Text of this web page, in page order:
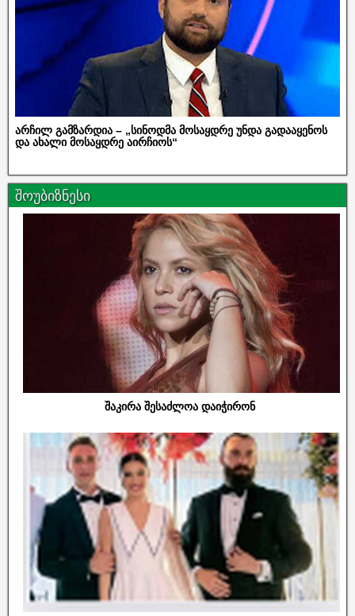
არჩილ გამზარდია – „სინოდმა მოსაყდრე უნდა გადააყენოს
და ახალი მოსაყდრე აირჩიოს“
შოუბიზნესი
შაკირა შესაძლოა დაიჭირონ